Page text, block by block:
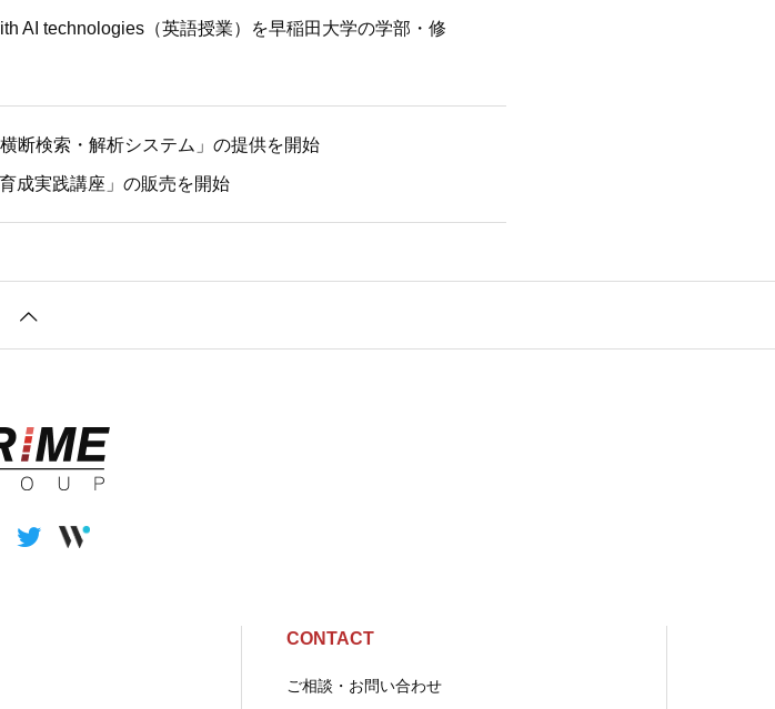
AI technologies（英語授業）を早稲田大学の学部・修
断検索・解析システム」の提供を開始
成実践講座」の販売を開始
CONTACT
ご相談・お問い合わせ